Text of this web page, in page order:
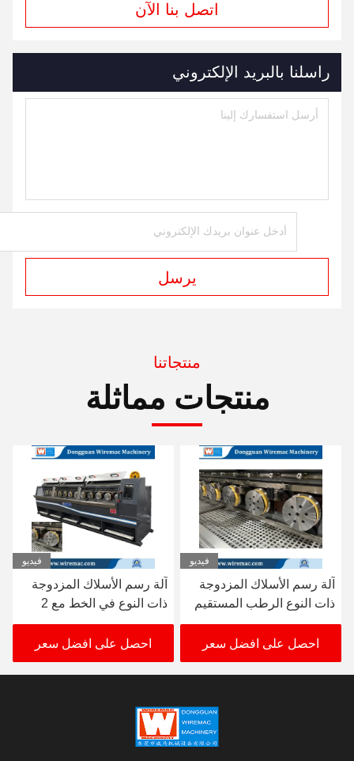
اتصل بنا الآن
راسلنا بالبريد الإلكتروني
يرسل
منتجاتنا
منتجات مماثلة
فيديو
آلة رسم الأسلاك المزدوجة
ذات النوع في الخط مع 2
مقطوعات للنحاس /
الألومنيوم
احصل على افضل سعر
فيديو
آلة رسم المفاتيح متعددة
الأسلاك مع معدات عالية
الدقة لـ 16 سلك نحاس
احصل على افضل سعر